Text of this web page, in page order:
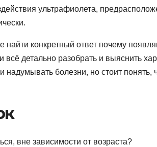
ультрафиолета,
найти конкретный ответ почему
детально разобрать и выяснить
надумывать болезни, но стоит понять,
вне зависимости от возраста?